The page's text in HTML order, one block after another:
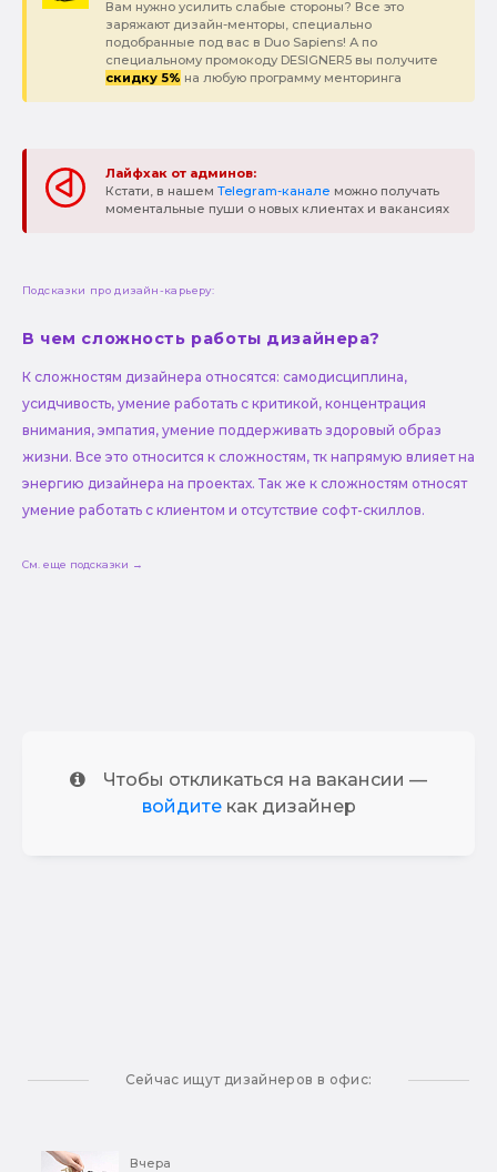
Вам нужно усилить слабые стороны? Все это
заряжают дизайн-менторы, специально
подобранные под вас в Duo Sapiens! А по
специальному промокоду DESIGNER5 вы получите
скидку 5% на любую программу менторинга
Лайфхак от админов:
Кстати, в нашем Telegram-канале можно получать
моментальные пуши о новых клиентах и вакансиях
Подсказки про дизайн-карьеру:
В чем сложность работы дизайнера?
К сложностям дизайнера относятся: самодисциплина,
усидчивость, умение работать с критикой, концентрация
внимания, эмпатия, умение поддерживать здоровый образ
жизни. Все это относится к сложностям, тк напрямую влияет на
энергию дизайнера на проектах. Так же к сложностям относят
умение работать с клиентом и отсутствие софт-скиллов.
См. еще подсказки →
Чтобы откликаться на вакансии —
войдитекак дизайнер
Сейчас ищут дизайнеров в офис:
Вчера